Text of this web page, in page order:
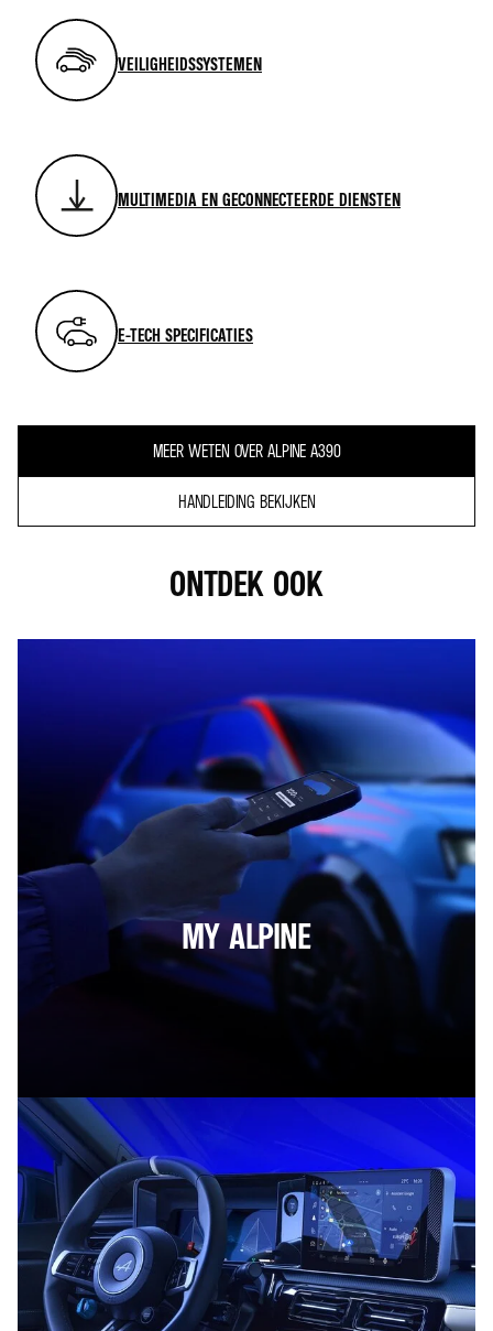
VEILIGHEIDSSYSTEMEN
MULTIMEDIA EN GECONNECTEERDE DIENSTEN
E-TECH SPECIFICATIES
MEER WETEN OVER ALPINE A390
HANDLEIDING BEKIJKEN
ONTDEK OOK
MY ALPINE